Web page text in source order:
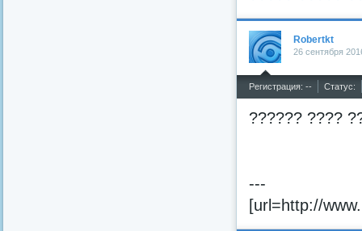
Robertkt
26 сентября
Регистрация: -- Статус:
?????? ????
---
[url=http://